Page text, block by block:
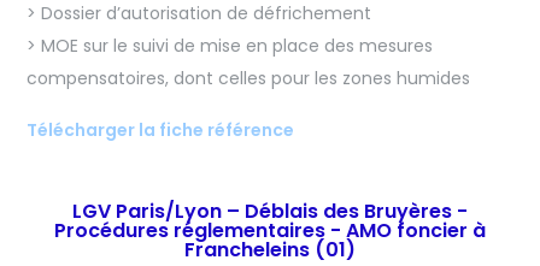
> Dossier d’autorisation de défrichement
> MOE sur le suivi de mise en place des mesures
compensatoires, dont celles pour les zones humides
Télécharger la fiche référence
LGV Paris/Lyon – Déblais des Bruyères -
Procédures réglementaires - AMO foncier à
Francheleins (01)